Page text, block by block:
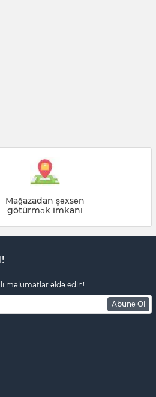
Mağazadan şəxsən
götürmək imkanı
məlumatlar əldə edin!
Abunə Ol